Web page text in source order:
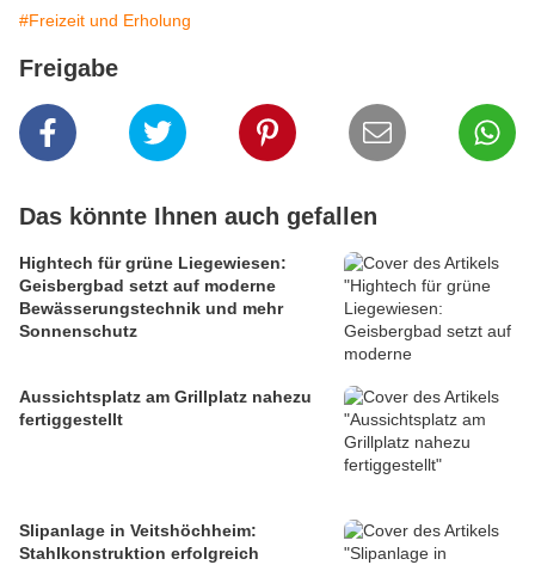
#Freizeit und Erholung
Freigabe
Das könnte Ihnen auch gefallen
Hightech für grüne Liegewiesen:
Geisbergbad setzt auf moderne
Bewässerungstechnik und mehr
Sonnenschutz
Aussichtsplatz am Grillplatz nahezu
fertiggestellt
Slipanlage in Veitshöchheim:
Stahlkonstruktion erfolgreich